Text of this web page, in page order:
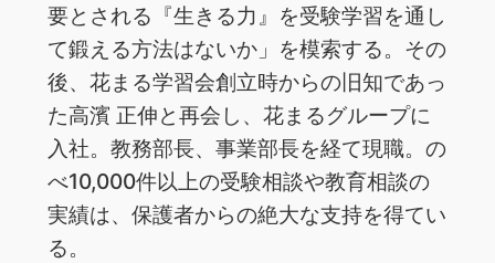
要とされる『生きる力』を受験学習を通し
て鍛える方法はないか」を模索する。その
後、花まる学習会創立時からの旧知であっ
た高濱 正伸と再会し、花まるグループに
入社。教務部長、事業部長を経て現職。の
べ10,000件以上の受験相談や教育相談の
実績は、保護者からの絶大な支持を得てい
る。